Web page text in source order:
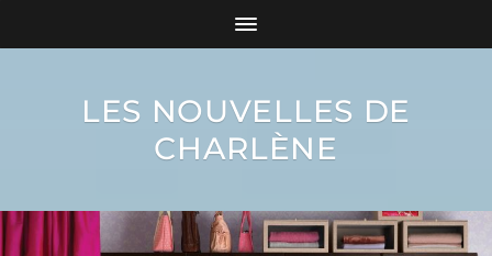
LES NOUVELLES DE
CHARLÈNE